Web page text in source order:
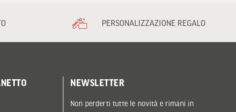
PERSONALIZZAZIONE REGALO
NEWSLETTER
Non perderti tutte le novità e rimani in